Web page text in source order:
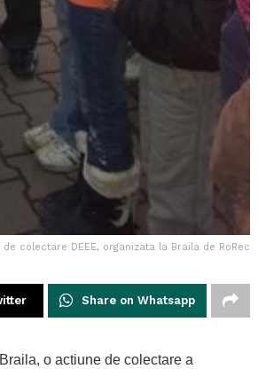
colectare DEEE, organizata la Braila de RoRec
Share on Whatsapp
o actiune de colectare a